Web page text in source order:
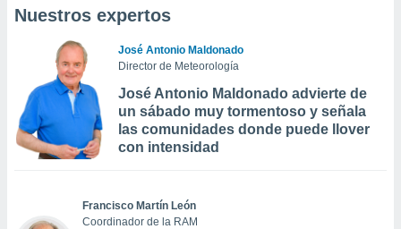
Nuestros expertos
José Antonio Maldonado
Director de Meteorología
José Antonio Maldonado advierte de
un sábado muy tormentoso y señala
las comunidades donde puede llover
con intensidad
Francisco Martín León
Coordinador de la RAM